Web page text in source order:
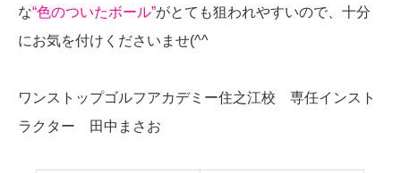
な“色のついたボール”がとても狙われやすいので、十分
にお気を付けくださいませ(^^ゞ
ワンストップゴルフアカデミー住之江校 専任インスト
ラクター 田中まさお